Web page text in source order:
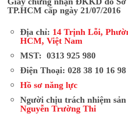
TP.HCM cấp ngày 21/07/2016
Địa chỉ: 14 Trịnh Lỗi,
HCM, Việt Nam
MST: 0313 925 980
Điện Thoại: 028 38 10 16 98
Hồ sơ năng lực
Người chịu trách nhiệm
Nguyễn Trường Thi